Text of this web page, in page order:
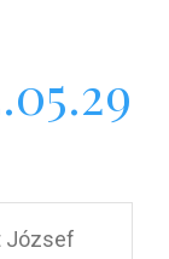
József